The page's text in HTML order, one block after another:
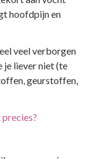
hoofdpijn en
veel verborgen
je liever niet (te
geurstoffen,